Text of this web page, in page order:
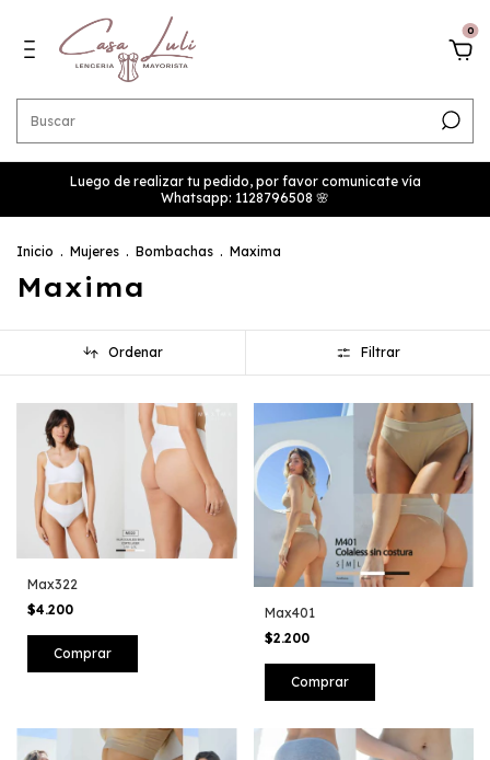
0
Luego de realizar tu pedido, por favor comunicate vía
Whatsapp: 1128796508 🌸
Inicio . Mujeres . Bombachas . Maxima
Maxima
Ordenar Filtrar
Max322
$4.200
Comprar
Max401
$2.200
Comprar